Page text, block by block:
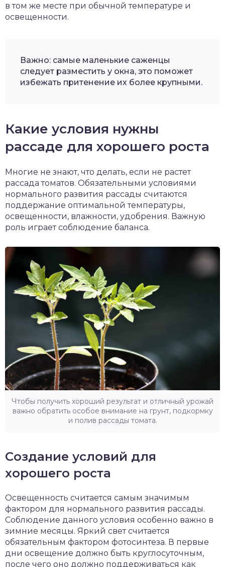
в том же месте при обычной температуре и
освещенности.
Важно: самые маленькие саженцы
следует разместить у окна, это поможет
избежать притенение их более крупными.
Какие условия нужны
рассаде для хорошего роста
Многие не знают, что делать, если не растет
рассада томатов. Обязательными условиями
нормального развития рассады считаются
поддержание оптимальной температуры,
освещенности, влажности, удобрения. Важную
роль играет соблюдение баланса.
Чтобы получить хороший результат и отличный урожай
важно обратить особое внимание на грунт, подкормку
и полив рассады томата.
Создание условий для
хорошего роста
Освещенность считается самым значимым
фактором для нормального развития рассады.
Соблюдение данного условия особенно важно в
зимние месяцы. Яркий свет считается
обязательным фактором фотосинтеза. В первые
дни освещение должно быть круглосуточным,
после чего оно должно поддерживаться как